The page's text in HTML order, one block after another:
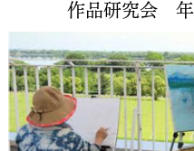
作品研究会 年